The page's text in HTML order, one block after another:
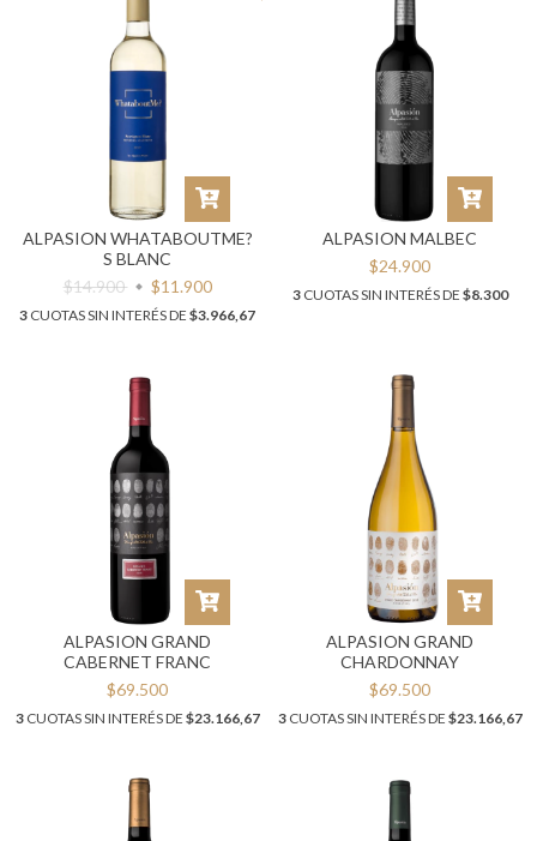
ALPASION WHATABOUTME?
S BLANC
$14.900
$11.900
3 CUOTAS SIN INTERÉS DE $3.966,67
ALPASION MALBEC
$24.900
3CUOTAS SIN INTERÉS DE $8.300
ALPASION GRAND
CABERNET FRANC
$69.500
3CUOTAS SIN INTERÉS DE $23.166,67
ALPASION GRAND
CHARDONNAY
$69.500
3CUOTAS SIN INTERÉS DE $23.166,67